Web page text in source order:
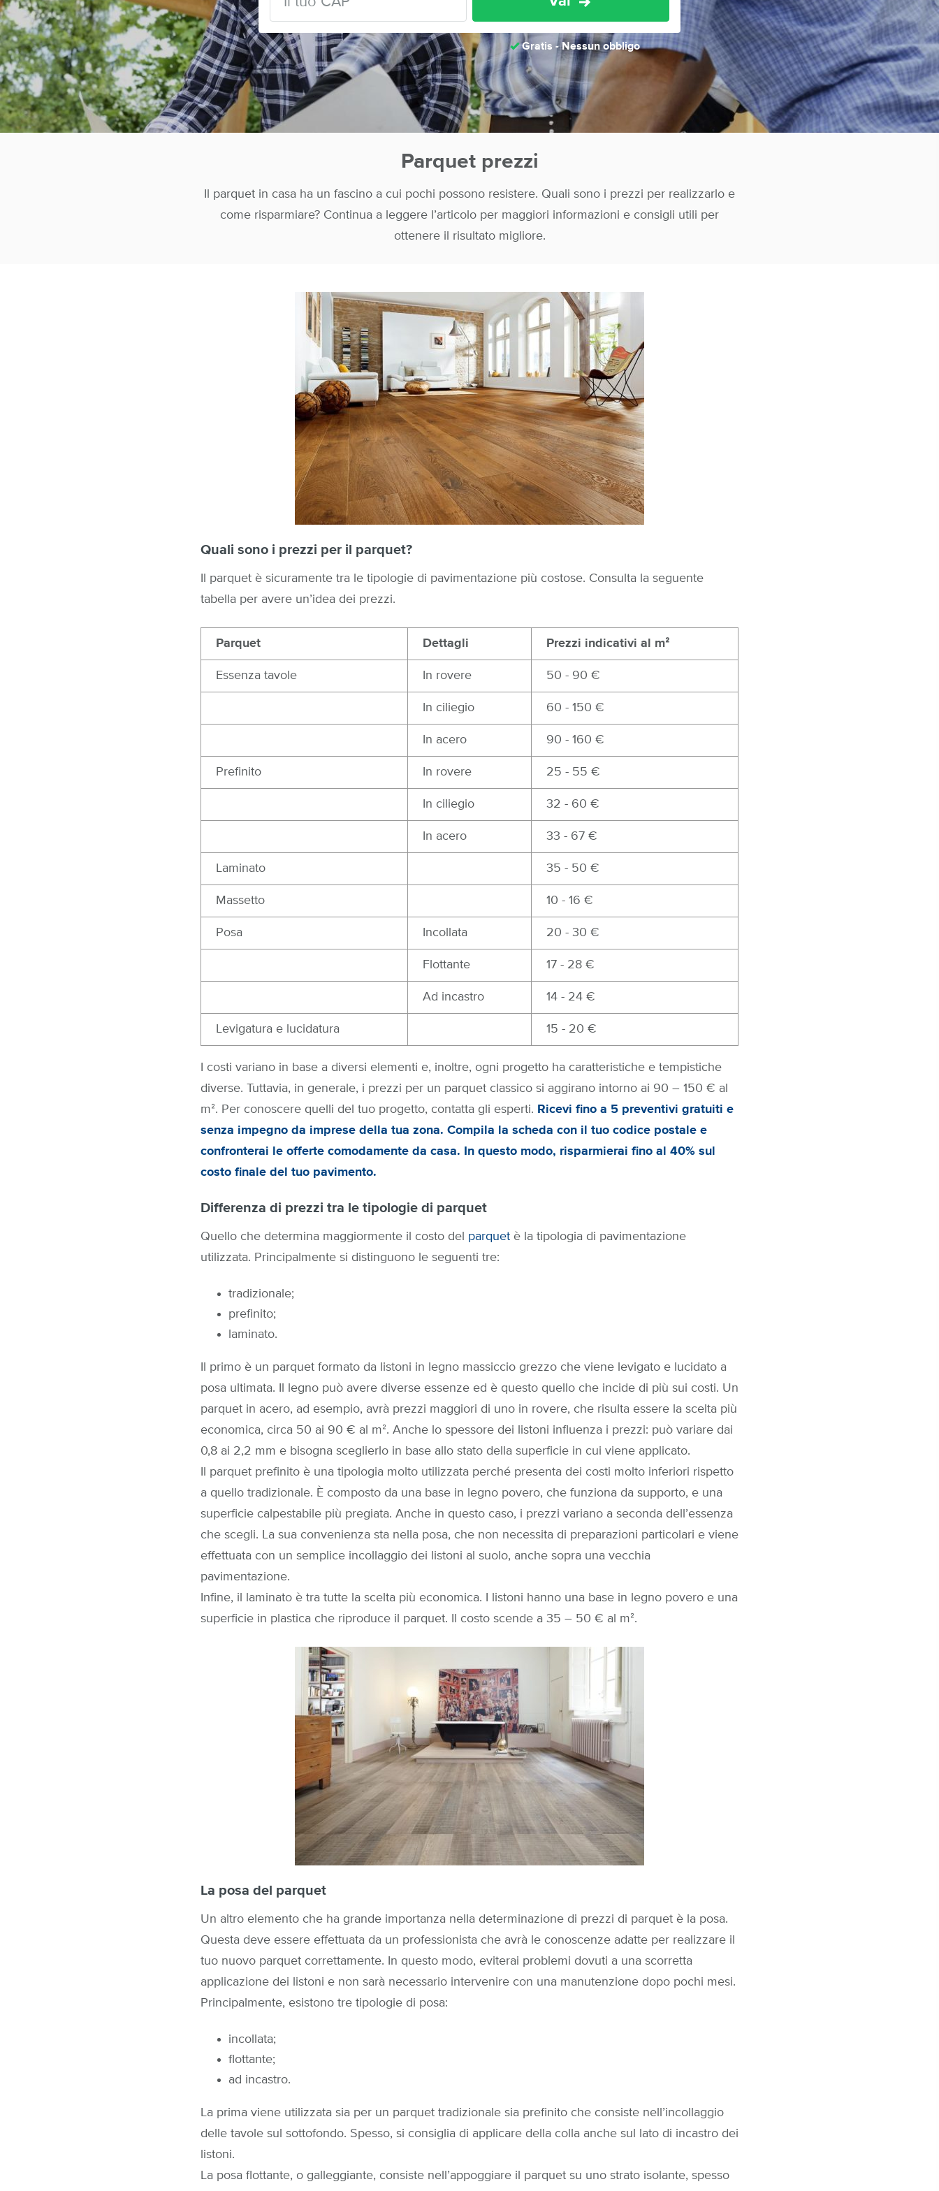
Gratis - Nessun obbligo
Parquet prezzi
Il parquet in casa ha un fascino a cui pochi possono resistere. Quali sono i prezzi per realizzarlo e
come risparmiare? Continua a leggere l’articolo per maggiori informazioni e consigli utili per
ottenere il risultato migliore.
Quali sono i prezzi per il parquet?
Il parquet è sicuramente tra le tipologie di pavimentazione più costose. Consulta la seguente
tabella per avere un’idea dei prezzi.
Parquet Dettagli Prezzi indicativi al mᒾ
Essenza tavole In rovere 50 - 90 €
In ciliegio 60 - 150 €
In acero 90 - 160 €
Prefinito In rovere 25 - 55 €
In ciliegio 32 - 60 €
In acero 33 - 67 €
Laminato 35 - 50 €
Massetto 10 - 16 €
Posa Incollata 20 - 30 €
Flottante 17 - 28 €
Ad incastro 14 - 24 €
Levigatura e lucidatura 15 - 20 €
I costi variano in base a diversi elementi e, inoltre, ogni progetto ha caratteristiche e tempistiche
diverse. Tuttavia, in generale, i prezzi per un parquet classico si aggirano intorno ai 90 – 150 € al
mᒾ. Per conoscere quelli del tuo progetto, contatta gli esperti. Ricevi fino a 5 preventivi gratuiti e
senza impegno da imprese della tua zona. Compila la scheda con il tuo codice postale e
confronterai le offerte comodamente da casa. In questo modo, risparmierai fino al 40% sul
costo finale del tuo pavimento.
Differenza di prezzi tra le tipologie di parquet
Quello che determina maggiormente il costo del parquet è la tipologia di pavimentazione
utilizzata. Principalmente si distinguono le seguenti tre:
tradizionale;
prefinito;
laminato.
Il primo è un parquet formato da listoni in legno massiccio grezzo che viene levigato e lucidato a
posa ultimata. Il legno può avere diverse essenze ed è questo quello che incide di più sui costi. Un
parquet in acero, ad esempio, avrà prezzi maggiori di uno in rovere, che risulta essere la scelta più
economica, circa 50 ai 90 € al mᒾ. Anche lo spessore dei listoni influenza i prezzi: può variare dai
0,8 ai 2,2 mm e bisogna sceglierlo in base allo stato della superficie in cui viene applicato.
Il parquet prefinito è una tipologia molto utilizzata perché presenta dei costi molto inferiori rispetto
a quello tradizionale. È composto da una base in legno povero, che funziona da supporto, e una
superficie calpestabile più pregiata. Anche in questo caso, i prezzi variano a seconda dell’essenza
che scegli. La sua convenienza sta nella posa, che non necessita di preparazioni particolari e viene
effettuata con un semplice incollaggio dei listoni al suolo, anche sopra una vecchia
pavimentazione.
Infine, il laminato è tra tutte la scelta più economica. I listoni hanno una base in legno povero e una
superficie in plastica che riproduce il parquet. Il costo scende a 35 – 50 € al mᒾ.
La posa del parquet
Un altro elemento che ha grande importanza nella determinazione di prezzi di parquet è la posa.
Questa deve essere effettuata da un professionista che avrà le conoscenze adatte per realizzare il
tuo nuovo parquet correttamente. In questo modo, eviterai problemi dovuti a una scorretta
applicazione dei listoni e non sarà necessario intervenire con una manutenzione dopo pochi mesi.
Principalmente, esistono tre tipologie di posa:
incollata;
flottante;
ad incastro.
La prima viene utilizzata sia per un parquet tradizionale sia prefinito che consiste nell’incollaggio
delle tavole sul sottofondo. Spesso, si consiglia di applicare della colla anche sul lato di incastro dei
listoni.
La posa flottante, o galleggiante, consiste nell’appoggiare il parquet su uno strato isolante, spesso